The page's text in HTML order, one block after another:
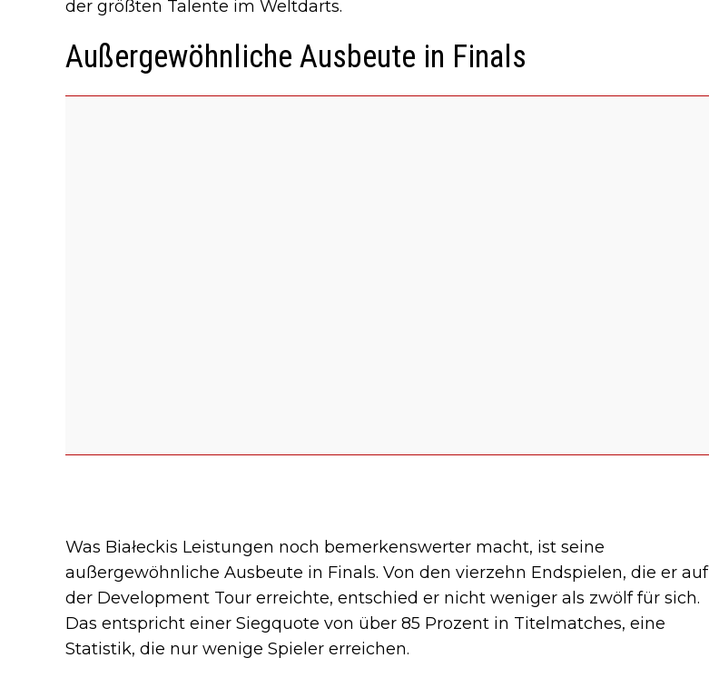
der größten Talente im Weltdarts.
Außergewöhnliche Ausbeute in Finals
Was Białeckis Leistungen noch bemerkenswerter macht, ist seine
außergewöhnliche Ausbeute in Finals. Von den vierzehn Endspielen, die er auf
der Development Tour erreichte, entschied er nicht weniger als zwölf für sich.
Das entspricht einer Siegquote von über 85 Prozent in Titelmatches, eine
Statistik, die nur wenige Spieler erreichen.